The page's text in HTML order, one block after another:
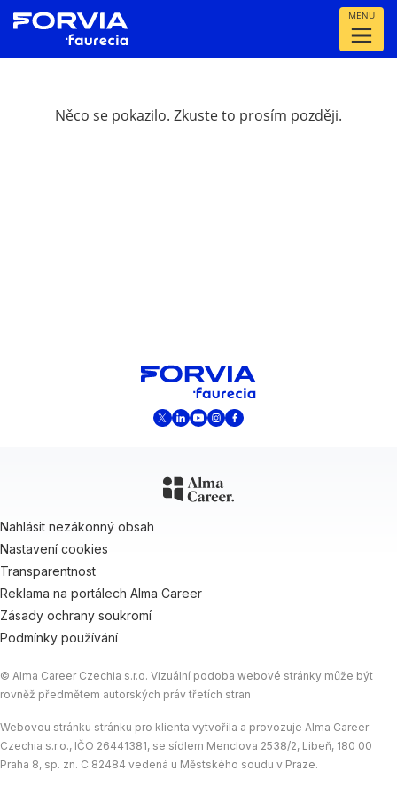
MENU
Něco se pokazilo. Zkuste to prosím později.
Nahlásit nezákonný obsah
Nastavení cookies
Transparentnost
Reklama na portálech Alma Career
Zásady ochrany soukromí
Podmínky používání
© Alma Career Czechia s.r.o. Vizuální podoba webové stránky může být
rovněž předmětem autorských práv třetích stran
Webovou stránku stránku pro klienta vytvořila a provozuje Alma Career
Czechia s.r.o., IČO 26441381, se sídlem Menclova 2538/2, Libeň, 180 00
Praha 8, sp. zn. C 82484 vedená u Městského soudu v Praze.